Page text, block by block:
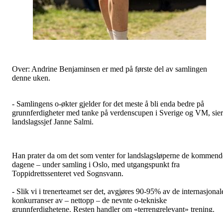
Over: Andrine Benjaminsen er med på første del av samlingen
denne uken.
- Samlingens o-økter gjelder for det meste å bli enda bedre på
grunnferdigheter med tanke på verdenscupen i Sverige og VM, sier
landslagssjef Janne Salmi.
Han prater da om det som venter for landslagsløperne de
dagene – under samling i Oslo, med utgangspunkt fra
Toppidrettssenteret ved Sognsvann.
- Slik vi i trenerteamet ser det, avgjøres 90-95% av de
konkurranser av – nettopp – de nevnte o-tekniske
grunnferdighetene. Resten handler om «terrengrelevant» trening.